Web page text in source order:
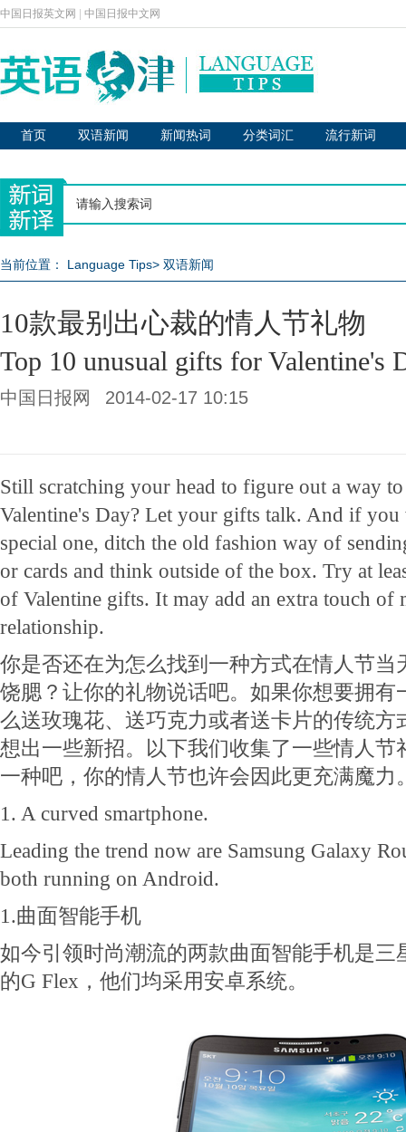
中国日报英文网 中国日报中文网
首页 双语新闻 新闻热词 分类词汇 流行新词
当前位置： Language Tips> 双语新闻
10款最别出心裁的情人节礼物
Top 10 unusual gifts for Valentine's
中国日报网 2014-02-17 10:15
Still scratching your head to figure out a way
Valentine's Day? Let your gifts talk. And if you
special one, ditch the old fashion way of
or cards and think outside of the box. Try at
of Valentine gifts. It may add an extra touch of
relationship.
你是否还在为怎么找到一种方式在情人节当
饶腮？让你的礼物说话吧。如果你想要拥有
么送玫瑰花、送巧克力或者送卡片的传统方
想出一些新招。以下我们收集了一些情人节
一种吧，你的情人节也许会因此更充满魔力
1. A curved smartphone.
Leading the trend now are Samsung Galaxy
both running on Android.
1.曲面智能手机
如今引领时尚潮流的两款曲面智能手机是三
的G Flex，他们均采用安卓系统。